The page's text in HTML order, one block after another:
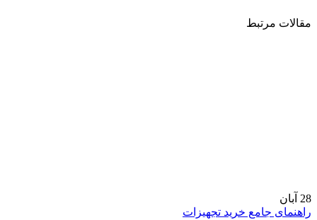
مقالات مرتبط
28 آبان
راهنمای جامع خرید تجهیزات